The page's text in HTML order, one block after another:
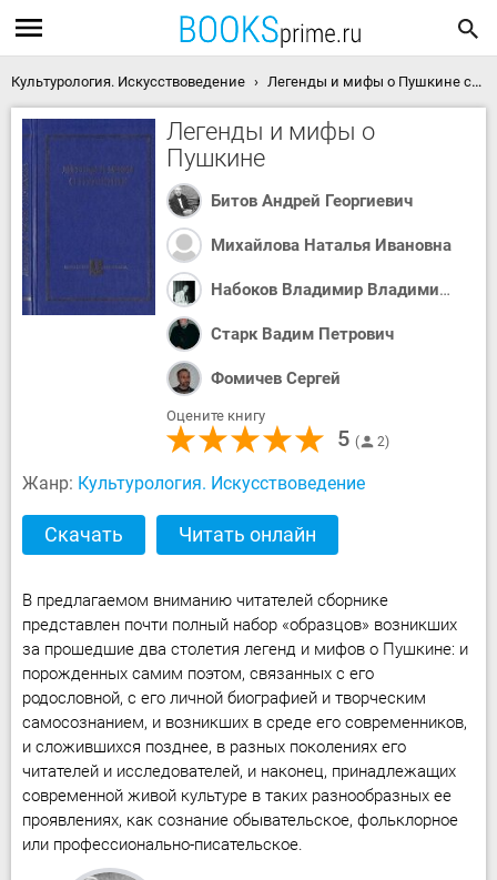
Культурология. Искусствоведение Легенды и мифы о Пушкине скачать книгу
Легенды и мифы о
Пушкине
Битов Андрей Георгиевич
Михайлова Наталья Ивановна
Набоков Владимир Владимирович
Старк Вадим Петрович
Фомичев Сергей
Оцените книгу
5 2
Жанр: Культурология. Искусствоведение
Скачать Читать онлайн
В предлагаемом вниманию читателей сборнике
представлен почти полный набор «образцов» возникших
за прошедшие два столетия легенд и мифов о Пушкине: и
порожденных самим поэтом, связанных с его
родословной, с его личной биографией и творческим
самосознанием, и возникших в среде его современников,
и сложившихся позднее, в разных поколениях его
читателей и исследователей, и наконец, принадлежащих
современной живой культуре в таких разнообразных ее
проявлениях, как сознание обывательское, фольклорное
или профессионально-писательское.